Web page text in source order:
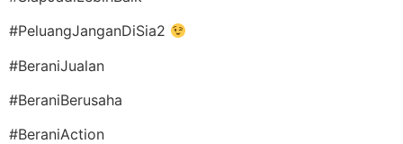
#PeluangJanganDiSia2
#BeraniJualan
#BeraniBerusaha
#BeraniAction